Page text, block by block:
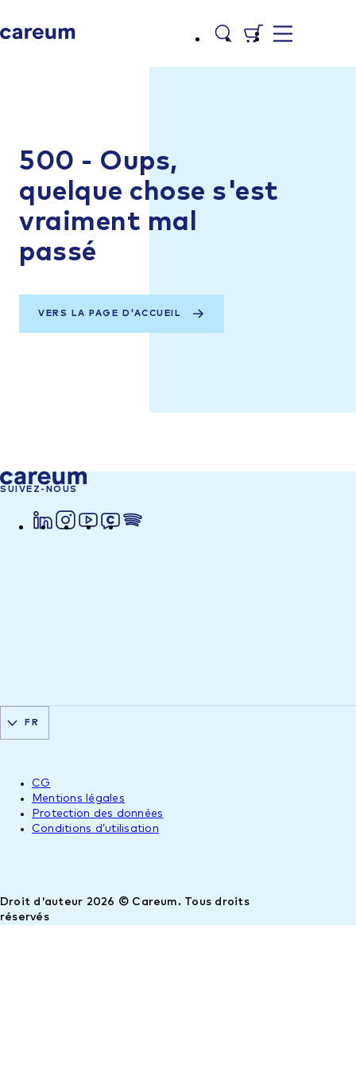
500 - Oups,
quelque chose s'est
vraiment mal
passé
VERS LA PAGE D'ACCUEIL
SUIVEZ-NOUS
Droit d'auteur 2026 © Careum. Tous droits
réservés
CG
Mentions légales
Protection des données
Conditions d’utilisation
FR